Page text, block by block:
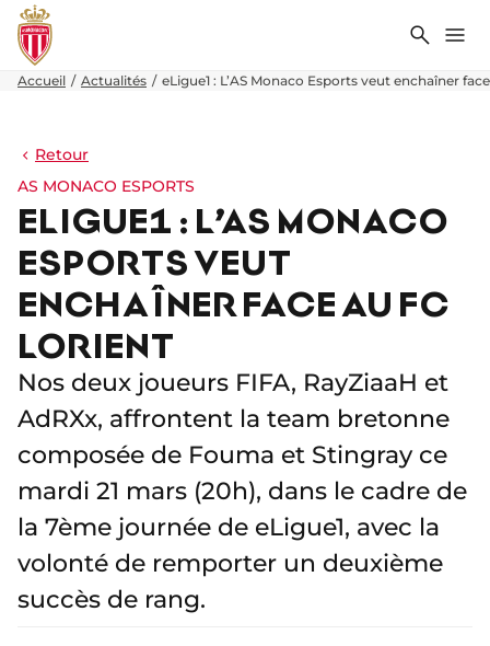
Accueil Actualités eLigue1 : L’AS Monaco Esports veut enchaîner
Retour
AS MONACO ESPORTS
ELIGUE1 : L’AS MONACO
ESPORTS VEUT
ENCHAÎNER FACE AU FC
LORIENT
Nos deux joueurs FIFA, RayZiaaH et
AdRXx, affrontent la team bretonne
composée de Fouma et Stingray ce
mardi 21 mars (20h), dans le cadre de
la 7ème journée de eLigue1, avec la
volonté de remporter un deuxième
succès de rang.